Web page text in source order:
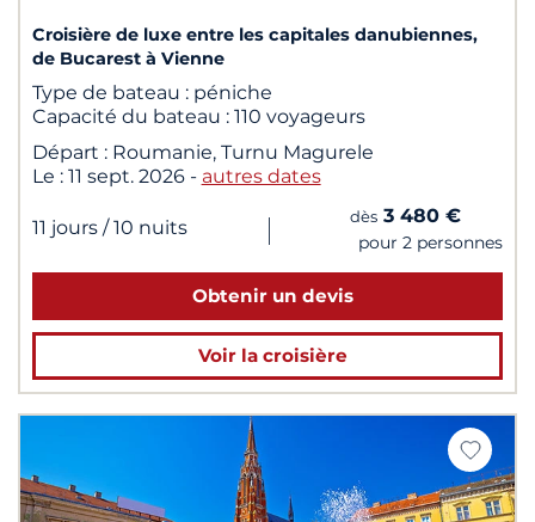
Croisière de luxe entre les capitales danubiennes,
de Bucarest à Vienne
Type de bateau : péniche
Capacité du bateau : 110 voyageurs
Départ : Roumanie, Turnu Magurele
Le : 11 sept. 2026 - autres dates
11 jours / 10 nuits | dès 3 480 €
pour 2 personnes
Obtenir un devis
Voir la croisière